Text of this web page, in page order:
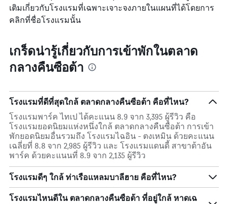
เติมเกี่ยวกับโรงแรมที่เฉพาะเจาะจงภายในแผนที่ได้โดยการ
คลิกที่ชื่อโรงแรมนั้น
เกร็ดน่ารู้เกี่ยวกับการเข้าพักในตลาด
กลางคืนซือต้า
โรงแรมที่ดีที่สุดใกล้ ตลาดกลางคืนซือต้า คือที่ไหน?
โรงแรมพาร์ค ไทเป ได้คะแนน 8.9 จาก 3,395 ผู้รีวิว คือ
โรงแรมยอดนิยมแห่งหนึ่งใกล้ ตลาดกลางคืนซือต้า การเข้า
พักยอดนิยมอื่นรวมถึง โรงแรมไฉอิน - ตงเหมิน ด้วยคะแนน
เฉลี่ยที่ 8.8 จาก 2,985 ผู้รีวิว และ โรงแรมแดนดี้ สาขาต้าอัน
พาร์ค ด้วยคะแนนที่ 8.9 จาก 2,135 ผู้รีวิว
โรงแรมดีๆ ใกล้ ท่าเรือแหลมบาลีฮาย คือที่ไหน?
โรงแรมไหนดีใน ตลาดกลางคืนซือต้า ที่อยู่ใกล้ หาดเฉ